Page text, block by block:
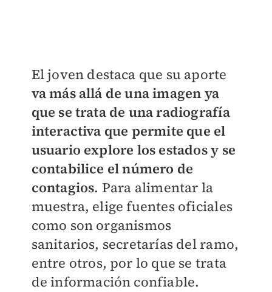
El joven destaca que su aporte
va más allá de una imagen ya
que se trata de una radiografía
interactiva que permite que el
usuario explore los estados y se
contabilice el número de
contagios. Para alimentar la
muestra, elige fuentes oficiales
como son organismos
sanitarios, secretarías del ramo,
entre otros, por lo que se trata
de información confiable.